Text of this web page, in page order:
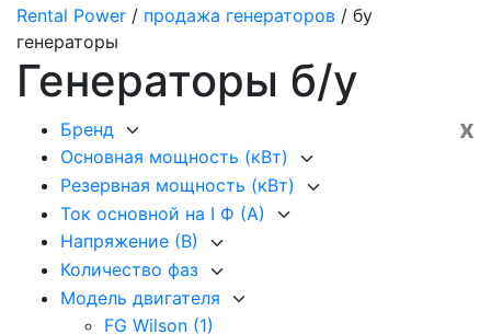
Rental Power / продажа генераторов / бу
генераторы
Генераторы б/у
x
Бренд
Основная мощность (кВт)
Резервная мощность (кВт)
Ток основной на I Ф (А)
Напряжение (В)
Количество фаз
Модель двигателя
FG Wilson (1)